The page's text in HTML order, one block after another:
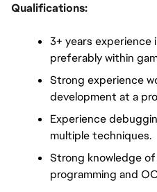
Qualifications:
3+ years experience
preferably within
Strong experience
development at a
Experience
multiple techniques.
Strong knowledge
programming and